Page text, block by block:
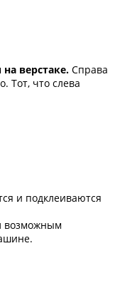
верстаке. Справа
Тот, что слева
и подклеиваются
возможным